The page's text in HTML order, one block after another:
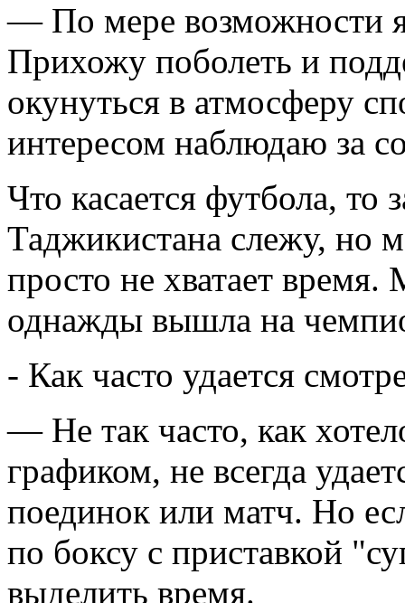
— По мере возможности
Прихожу поболеть и
окунуться в атмосферу
интересом наблюдаю за
Что касается футбола, то
Таджикистана слежу, но
просто не хватает
однажды вышла на
- Как часто удается
— Не так часто, как
графиком, не всегда
поединок или матч. Но
по боксу с приставкой
выделить время.